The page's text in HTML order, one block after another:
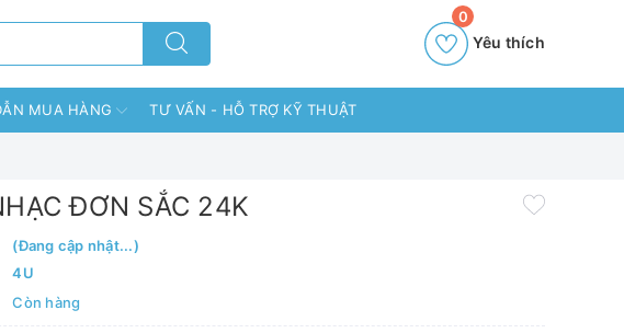
Yêu thích
0
MUA HÀNG TƯ VẤN - HỖ TRỢ KỸ THUẬT
ĐƠN SẮC 24K
(Đang cập nhật...)
4U
Còn hàng